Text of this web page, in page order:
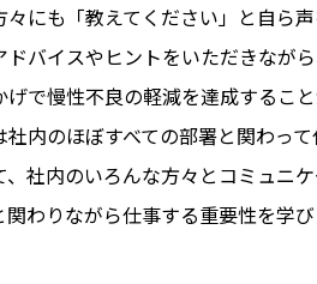
々にも「教えてください」と自ら
ドバイスやヒントをいただきなが
げで慢性不良の軽減を達成すること
社内のほぼすべての部署と関わっ
、社内のいろんな方々とコミュニ
関わりながら仕事する重要性を学び